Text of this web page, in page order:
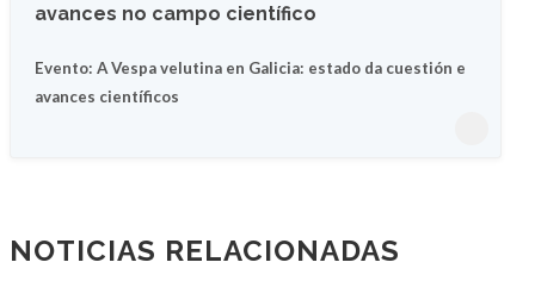
avances no campo científico
Evento: A Vespa velutina en Galicia: estado da cuestión e
avances científicos
NOTICIAS RELACIONADAS